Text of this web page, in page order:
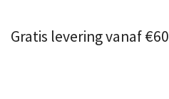
Gratis levering vanaf €60